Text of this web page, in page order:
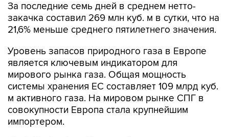
За последние семь дней в среднем нетто-
закачка составил 269 млн куб. м в сутки, что на
21,6% меньше среднего пятилетнего значения.
Уровень запасов природного газа в Европе
является ключевым индикатором для
мирового рынка газа. Общая мощность
системы хранения ЕС составляет 109 млрд куб.
м активного газа. На мировом рынке СПГ в
совокупности Европа стала крупнейшим
импортером.